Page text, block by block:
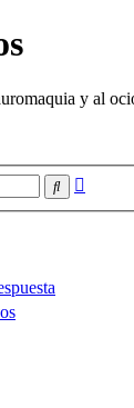
y al
Buscar